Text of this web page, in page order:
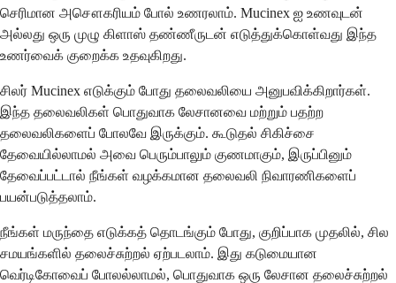
செரிமான அசௌகரியம் போல் உணரலாம். Mucinex ஐ உணவுடன்
அல்லது ஒரு முழு கிளாஸ் தண்ணீருடன் எடுத்துக்கொள்வது இந்த
உணர்வைக் குறைக்க உதவுகிறது.
சிலர் Mucinex எடுக்கும் போது தலைவலியை அனுபவிக்கிறார்கள்.
இந்த தலைவலிகள் பொதுவாக லேசானவை மற்றும் பதற்ற
தலைவலிகளைப் போலவே இருக்கும். கூடுதல் சிகிச்சை
தேவையில்லாமல் அவை பெரும்பாலும் குணமாகும், இருப்பினும்
தேவைப்பட்டால் நீங்கள் வழக்கமான தலைவலி நிவாரணிகளைப்
பயன்படுத்தலாம்.
நீங்கள் மருந்தை எடுக்கத் தொடங்கும் போது, குறிப்பாக முதலில், சில
சமயங்களில் தலைச்சுற்றல் ஏற்படலாம். இது கடுமையான
வெர்டிகோவைப் போலல்லாமல், பொதுவாக ஒரு லேசான தலைச்சுற்றல்